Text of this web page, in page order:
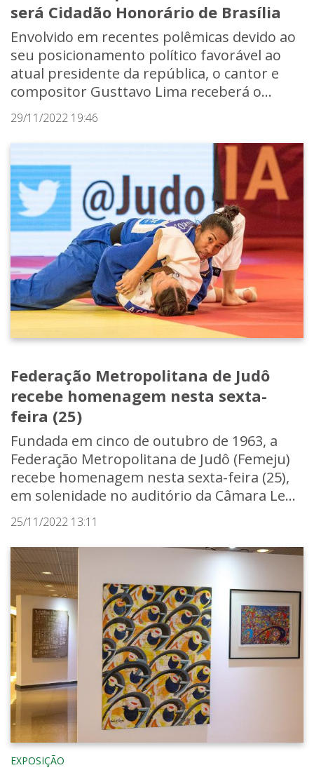
será Cidadão Honorário de Brasília
Envolvido em recentes polêmicas devido ao
seu posicionamento político favorável ao
atual presidente da república, o cantor e
compositor Gusttavo Lima receberá o...
29/11/2022 19:46
Federação Metropolitana de Judô
recebe homenagem nesta sexta-
feira (25)
Fundada em cinco de outubro de 1963, a
Federação Metropolitana de Judô (Femeju)
recebe homenagem nesta sexta-feira (25),
em solenidade no auditório da Câmara Le...
25/11/2022 13:11
EXPOSIÇÃO